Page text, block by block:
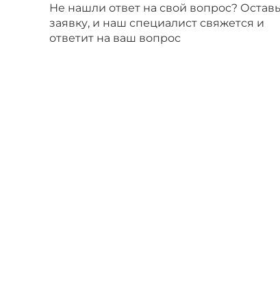
Не нашли ответ на свой вопрос?
заявку, и наш специалист свяжется и
ответит на ваш вопрос